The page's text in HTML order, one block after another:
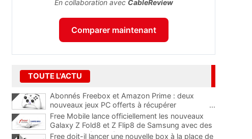
En collaboration avec CableReview
Comparer maintenant
TOUTE L'ACTU
Abonnés Freebox et Amazon Prime : deux
nouveaux jeux PC offerts à récupérer
...
Free Mobile lance officiellement les nouveaux
Galaxy Z Fold8 et Z Flip8 de Samsung avec des
promos et des cadeaux
...
Free doit-il lancer une nouvelle box à la place de